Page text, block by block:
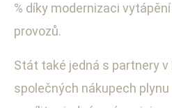
% díky modernizaci
provozů.
Stát také jedná s partnery v
společných nákupech plynu